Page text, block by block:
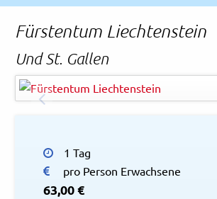
Fürstentum Liechtenstein
Und St. Gallen
© Liechtenstein Tourismus
1 Tag
pro Person Erwachsene
63,00 €
Reiseversicherung